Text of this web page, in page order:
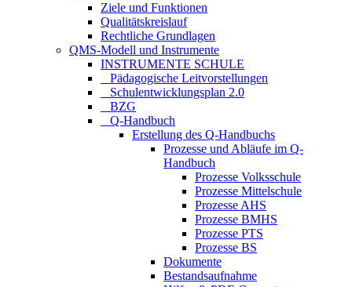
Ziele und Funktionen
Qualitätskreislauf
Rechtliche Grundlagen
QMS-Modell und Instrumente
INSTRUMENTE SCHULE
_ Pädagogische Leitvorstellungen
_ Schulentwicklungsplan 2.0
_ BZG
_ Q-Handbuch
Erstellung des Q-Handbuchs
Prozesse und Abläufe im Q-
Handbuch
Prozesse Volksschule
Prozesse Mittelschule
Prozesse AHS
Prozesse BMHS
Prozesse PTS
Prozesse BS
Dokumente
Bestandsaufnahme